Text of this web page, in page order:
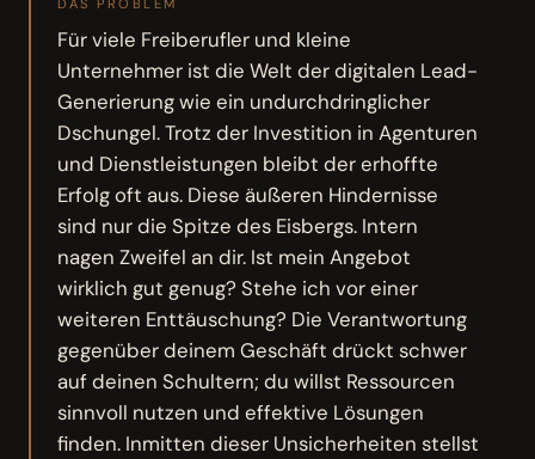
DAS PROBLEM
Für viele Freiberufler und kleine
Unternehmer ist die Welt der digitalen Lead-
Generierung wie ein undurchdringlicher
Dschungel. Trotz der Investition in Agenturen
und Dienstleistungen bleibt der erhoffte
Erfolg oft aus. Diese äußeren Hindernisse
sind nur die Spitze des Eisbergs. Intern
nagen Zweifel an dir. Ist mein Angebot
wirklich gut genug? Stehe ich vor einer
weiteren Enttäuschung? Die Verantwortung
gegenüber deinem Geschäft drückt schwer
auf deinen Schultern; du willst Ressourcen
sinnvoll nutzen und effektive Lösungen
finden. Inmitten dieser Unsicherheiten stellst